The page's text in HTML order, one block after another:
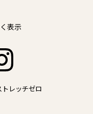
表示
レッチゼロ